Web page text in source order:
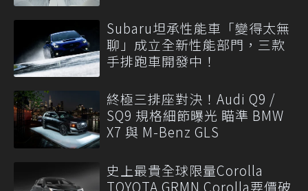
Subaru坦承性能車「變得太無
聊」成立全新性能部門，三款
手排跑車開發中！
終極三排座對決！Audi Q9 /
SQ9 規格細節曝光 瞄準 BMW
X7 與 M-Benz GLS
史上最貴全球限量Corolla
TOYOTA GRMN Corolla要價破